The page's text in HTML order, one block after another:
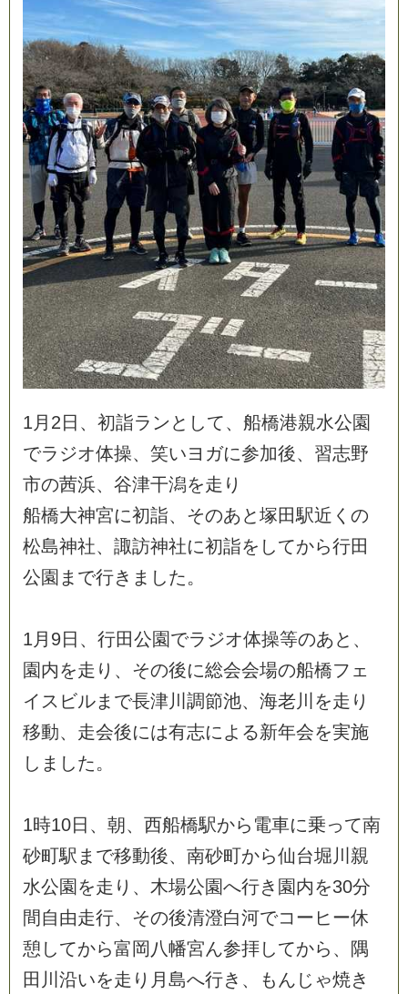
1 月 2日 、 初詣ラ ンと して、 船橋港親水公園
でラ ジオ体操、 笑いヨ ガに参加後、 習志野
市の茜浜、 谷津干潟を走 り
船橋大神宮に初詣、 そのあと塚田駅近 く の
松島神社、 諏訪神社に初詣を してから行田
公園 ま で行き ま した。
1 月 9日 、 行田公園でラ ジオ体操等のあと 、
園内を走 り 、 その後に総会会場の船橋フ ェ
イ ス ビルま で長津川 調節池、 海老川 を走 り
移動、 走会後には有志に よ る新年会を実施
し ま した。
1時10日 、 朝、 西船橋駅から 電車に乗って南
砂町駅 ま で移動後、 南砂町から仙台堀 川 親
水公園を走 り 、 木場公園へ行き 園内を30分
間自由走行、 その後清澄白河でコ ー ヒ ー休
憩 してから富岡 八幡宮ん参拝してから 、 隅
田 川 沿いを走 り 月島へ行き 、 も ん じ ゃ焼き